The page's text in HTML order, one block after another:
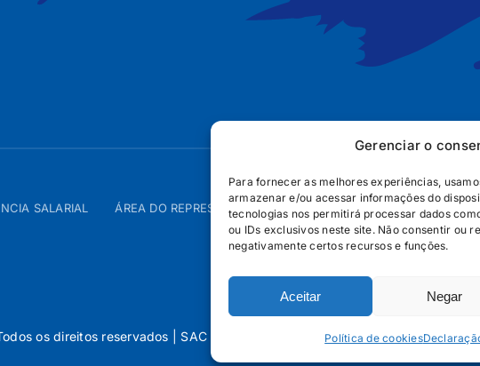
Gerenciar o
Para fornecer as melhores experiências,
armazenar e/ou acessar informações do
tecnologias nos permitirá processar dados
ou IDs exclusivos neste site. Não consentir ou
negativamente certos recursos e funções.
Aceitar Negar
Política de cookies
SALARIAL ÁREA DO REPRESENTANTE – B2B POLÍTICA DE COOKIES
os direitos reservados | SAC 0800 160 5656